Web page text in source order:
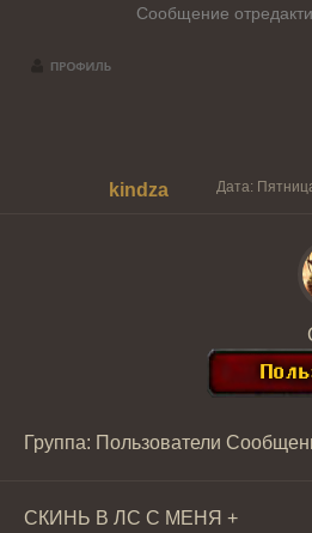
Сообщение
kindza Дата:
Группа: Пользователи
СКИНЬ В ЛС С МЕНЯ +